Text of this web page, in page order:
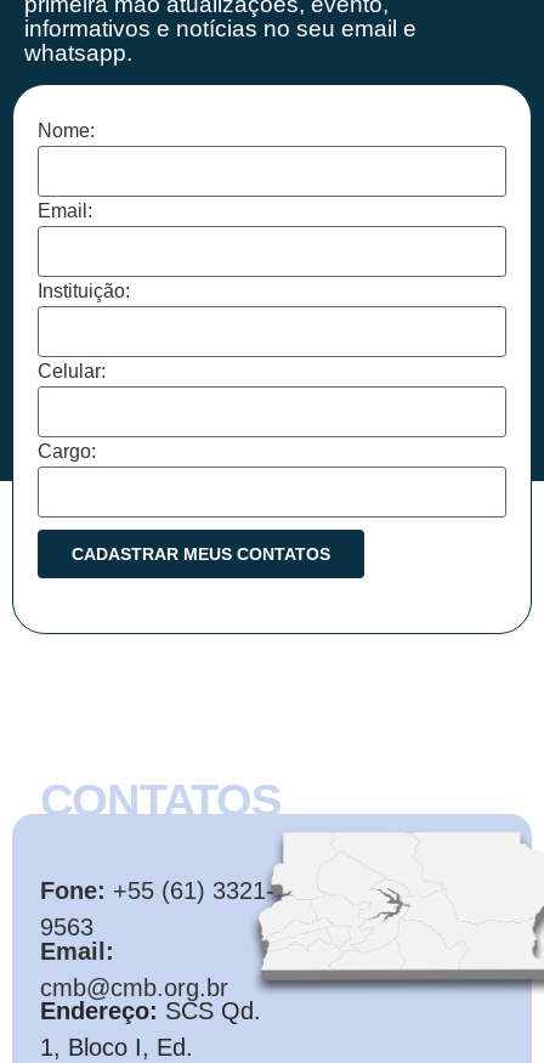
informativos e notícias no seu email e
whatsapp.
Nome:
Email:
Instituição:
Celular:
Cargo:
CONTATOS
Fone: +55 (61) 3321-
9563
Email:
cmb@cmb.org.br
Endereço: SCS Qd.
1, Bloco I, Ed.